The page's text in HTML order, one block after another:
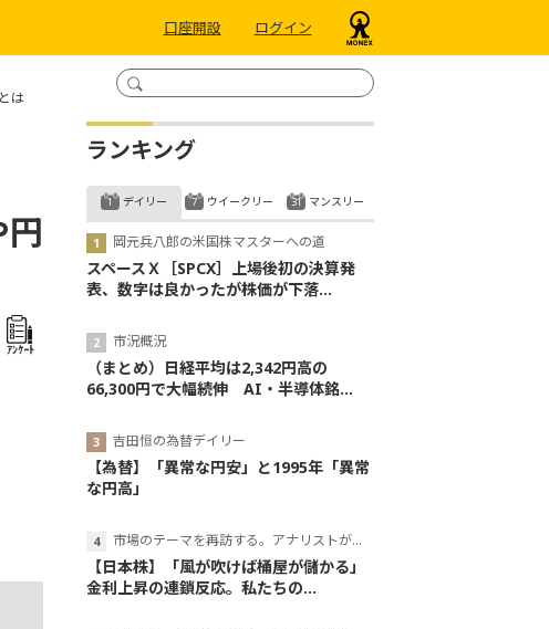
口座開設 ログイン
は
ｱﾝｹｰﾄ
ランキング
デイリー
岡元兵八郎の米国株マスターへの道
スペースＸ［SPCX］上場後初の決算発
表、数字は良かったが株価が下落...
市況概況
（まとめ）日経平均は2,342円高の
66,300円で大幅続伸 AI・半導体銘...
吉田恒の為替デイリー
【為替】「異常な円安」と1995年「異常
な円高」
市場のテーマを再訪する。アナリストが読み解くテーマの本質
【日本株】「風が吹けば桶屋が儲かる」
金利上昇の連鎖反応。私たちの...
ウイークリー マンスリー